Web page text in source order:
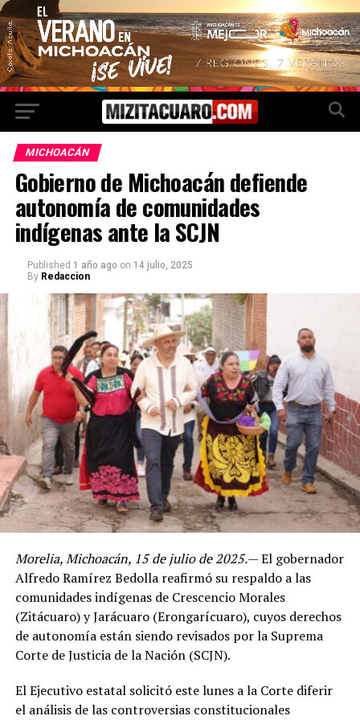
MICHOACÁN
Gobierno de Michoacán defiende
autonomía de comunidades
indígenas ante la SCJN
Published 1 año ago on 14 julio, 2025
By Redaccion
Morelia, Michoacán, 15 de julio de 2025.— El gobernador
Alfredo Ramírez Bedolla reafirmó su respaldo a las
comunidades indígenas de Crescencio Morales
(Zitácuaro) y Jarácuaro (Erongarícuaro), cuyos derechos
de autonomía están siendo revisados por la Suprema
Corte de Justicia de la Nación (SCJN).
El Ejecutivo estatal solicitó este lunes a la Corte diferir
el análisis de las controversias constitucionales